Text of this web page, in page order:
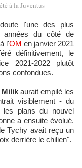
à la Juventus
l'une des plus
années du côté de
l'OM en janvier 2021
définitivement, le
2021-2022 plutôt
confondues.
Milikaurait empilé les
visiblement - du
plans du nouvel
a ensuite évolué.
Tychy avait reçu un
derrière le chilien".